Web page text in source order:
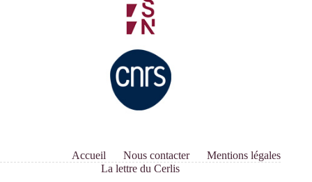
Accueil Nous contacter
Mentions légales
La lettre du Cerlis